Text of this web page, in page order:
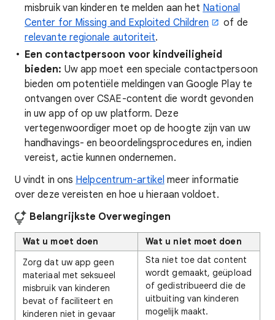
misbruik van kinderen te melden aan het National
Center for Missing and Exploited Children
of de
relevante regionale autoriteit.
Een contactpersoon voor kindveiligheid
bieden: Uw app moet een speciale contactpersoon
bieden om potentiële meldingen van Google Play te
ontvangen over CSAE-content die wordt gevonden
in uw app of op uw platform. Deze
vertegenwoordiger moet op de hoogte zijn van uw
handhavings- en beoordelingsprocedures en, indien
vereist, actie kunnen ondernemen.
U vindt in ons Helpcentrum-artikel meer informatie
over deze vereisten en hoe u hieraan voldoet.
Belangrijkste Overwegingen
Wat u moet doen
Wat u niet moet doen
Zorg dat uw app geen
materiaal met seksueel
misbruik van kinderen
bevat of faciliteert en
kinderen niet in gevaar
Sta niet toe dat content
wordt gemaakt, geüpload
of gedistribueerd die de
uitbuiting van kinderen
mogelijk maakt.